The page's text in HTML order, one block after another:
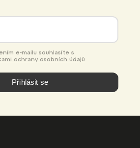
ochrany osobních údajů
Přihlásit se